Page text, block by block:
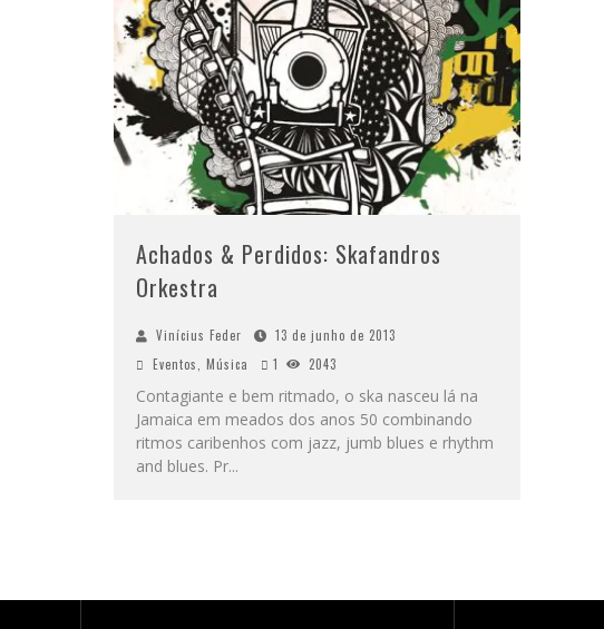
Achados & Perdidos: Skafandros
Orkestra
Vinícius Feder
13 de junho de 2013
Eventos
Música 1 2043
Contagiante e bem ritmado, o ska nasceu lá na
Jamaica em meados dos anos 50 combinando
ritmos caribenhos com jazz, jumb blues e rhythm
and blues. Pr...